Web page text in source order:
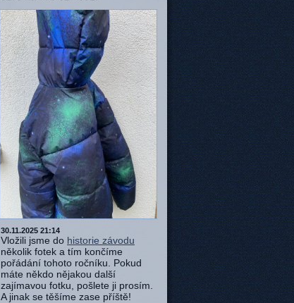
30.11.2025 21:14
Vložili jsme do historie závodu
několik fotek a tím končíme
pořádání tohoto ročníku. Pokud
máte někdo nějakou další
zajímavou fotku, pošlete ji prosím.
A jinak se těšíme zase příště!